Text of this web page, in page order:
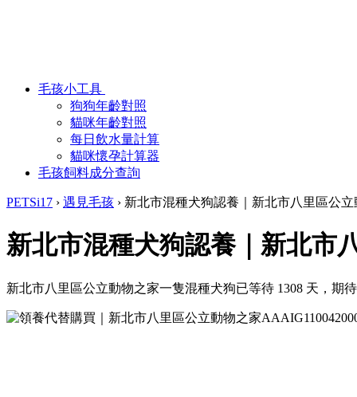
毛孩小工具
狗狗年齡對照
貓咪年齡對照
每日飲水量計算
貓咪懷孕計算器
毛孩飼料成分查詢
PETSi17 › 遇見毛孩 › 新北市混種犬狗認養｜新北市八里區公立
新北市混種犬狗認養｜新北市
新北市八里區公立動物之家一隻混種犬狗已等待 1308 天，期